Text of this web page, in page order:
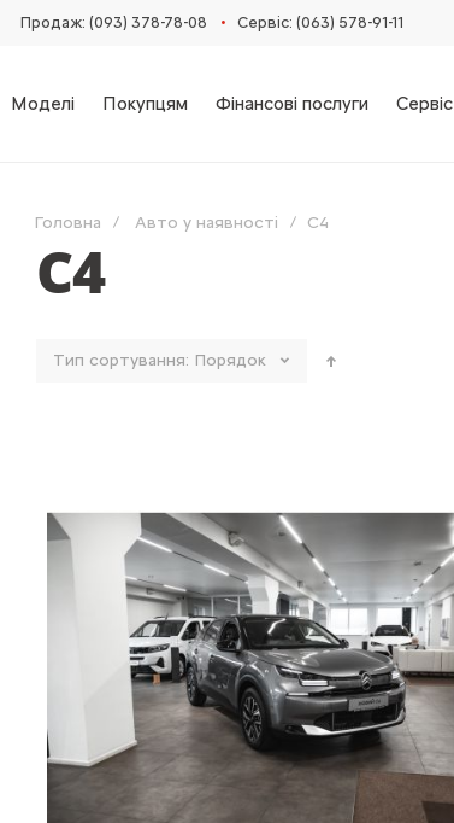
Продаж: (093) 378-78-08 • Сервіс: (063) 578-91-11
Моделі Покупцям Фінансові послуги Сервіс
Головна Авто у наявності C4
C4
Тип сортування: Порядок